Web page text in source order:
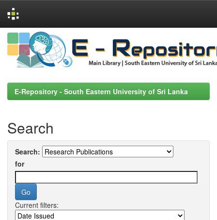
Skip
navigation
E-Repository - South Eastern University of Sri Lanka
Search
Search:
for
Current filters: